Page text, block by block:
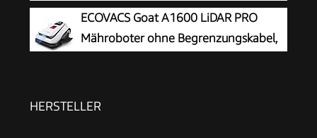
Schnittbreite | 20-60 mm Schnitthöhe
| Regensensor | WiFi & BT | App gesteuert | 35%
Steigung | mit Station, 9 Messer, 130m Kabel &
ECOVACS Goat A1600 LiDAR PRO
Mähroboter ohne Begrenzungskabel,
Hindernisvermeidung, superschnelles Laden,
HERSTELLER